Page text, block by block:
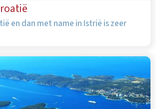
en dan met name in Istrië is zeer